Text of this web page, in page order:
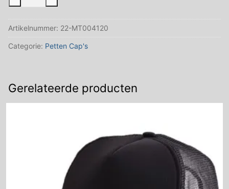
Roze
Artikelnummer: 22-MT004120
Categorie: Petten Cap's
Gerelateerde producten